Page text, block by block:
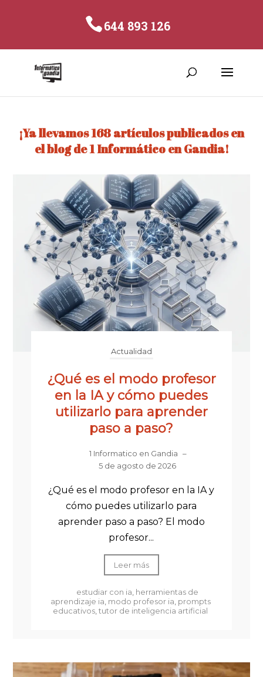
644 893 126
¡Ya llevamos 168 artículos publicados en
el blog de 1 Informático en Gandia!
Actualidad
¿Qué es el modo profesor
en la IA y cómo puedes
utilizarlo para aprender
paso a paso?
1 Informatico en Gandia –
5 de agosto de 2026
¿Qué es el modo profesor en la IA y
cómo puedes utilizarlo para
aprender paso a paso? El modo
profesor...
Leer más
estudiar con ia, herramientas de
aprendizaje ia, modo profesor ia, prompts
educativos,tutor de inteligencia artificial